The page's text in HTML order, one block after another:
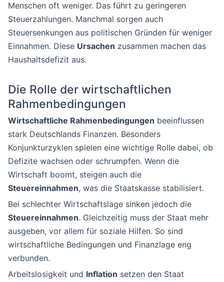
Menschen oft weniger. Das führt zu geringeren
Steuerzahlungen. Manchmal sorgen auch
Steuersenkungen aus politischen Gründen für weniger
Einnahmen. Diese Ursachen zusammen machen das
Haushaltsdefizit aus.
Die Rolle der wirtschaftlichen
Rahmenbedingungen
Wirtschaftliche Rahmenbedingungen beeinflussen
stark Deutschlands Finanzen. Besonders
Konjunkturzyklen spielen eine wichtige Rolle dabei, ob
Defizite wachsen oder schrumpfen. Wenn die
Wirtschaft boomt, steigen auch die
Steuereinnahmen, was die Staatskasse stabilisiert.
Bei schlechter Wirtschaftslage sinken jedoch die
Steuereinnahmen. Gleichzeitig muss der Staat mehr
ausgeben, vor allem für soziale Hilfen. So sind
wirtschaftliche Bedingungen und Finanzlage eng
verbunden.
Arbeitslosigkeit und Inflation setzen den Staat